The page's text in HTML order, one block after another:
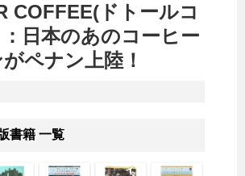
COFFEE(ドトールコ
日本のあのコーヒー
ペナン上陸！
書籍 一覧